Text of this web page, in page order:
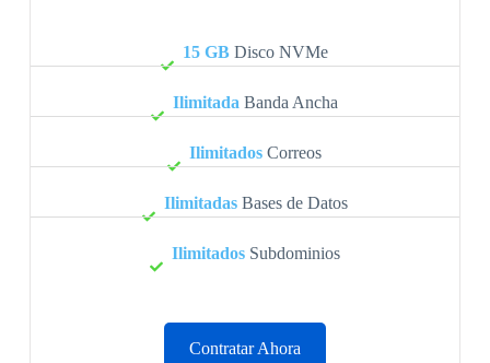
15 GB Disco NVMe
Ilimitada Banda Ancha
Ilimitados Correos
IlimitadasBases de Datos
IlimitadosSubdominios
Contratar Ahora